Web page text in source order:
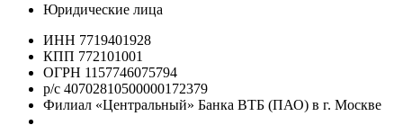
Юридические лица
ИНН 7719401928
КПП 772101001
ОГРН 1157746075794
р/с 40702810500000172379
Филиал «Центральный» Банка ВТБ (ПАО) в г. Москве